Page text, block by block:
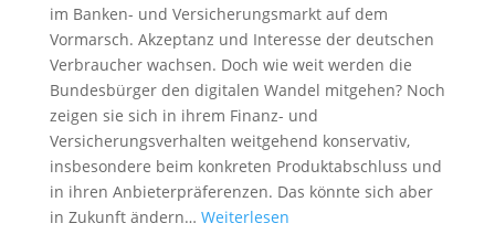
im Banken- und Versicherungsmarkt auf dem
Vormarsch. Akzeptanz und Interesse der deutschen
Verbraucher wachsen. Doch wie weit werden die
Bundesbürger den digitalen Wandel mitgehen? Noch
zeigen sie sich in ihrem Finanz- und
Versicherungsverhalten weitgehend konservativ,
insbesondere beim konkreten Produktabschluss und
in ihren Anbieterpräferenzen. Das könnte sich aber
in Zukunft ändern… Weiterlesen